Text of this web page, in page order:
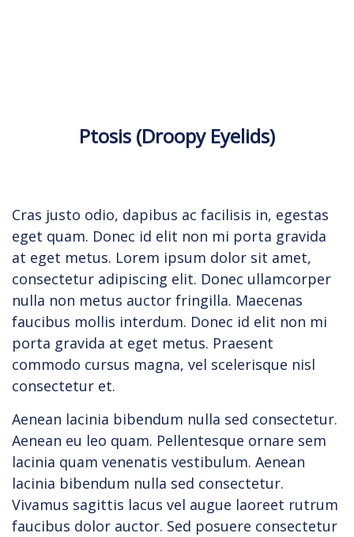
Ptosis (Droopy Eyelids)
Cras justo odio, dapibus ac facilisis in, egestas
eget quam. Donec id elit non mi porta gravida
at eget metus. Lorem ipsum dolor sit amet,
consectetur adipiscing elit. Donec ullamcorper
nulla non metus auctor fringilla. Maecenas
faucibus mollis interdum. Donec id elit non mi
porta gravida at eget metus. Praesent
commodo cursus magna, vel scelerisque nisl
consectetur et.
Aenean lacinia bibendum nulla sed consectetur.
Aenean eu leo quam. Pellentesque ornare sem
lacinia quam venenatis vestibulum. Aenean
lacinia bibendum nulla sed consectetur.
Vivamus sagittis lacus vel augue laoreet rutrum
faucibus dolor auctor. Sed posuere consectetur